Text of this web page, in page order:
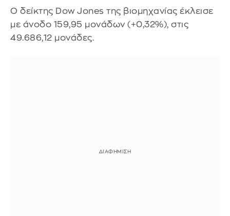
Ο δείκτης Dow Jones της βιομηχανίας έκλεισε
με άνοδο 159,95 μονάδων (+0,32%), στις
49.686,12 μονάδες.